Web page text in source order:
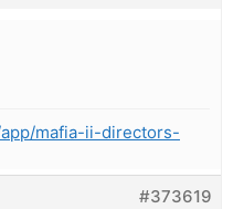
mafia-ii-directors-
#373619